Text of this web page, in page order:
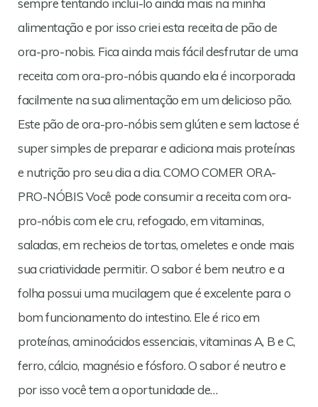
sempre tentando inclui-lo ainda mais na minha
alimentação e por isso criei esta receita de pão de
ora-pro-nobis. Fica ainda mais fácil desfrutar de uma
receita com ora-pro-nóbis quando ela é incorporada
facilmente na sua alimentação em um delicioso pão.
Este pão de ora-pro-nóbis sem glúten e sem lactose é
super simples de preparar e adiciona mais proteínas
e nutrição pro seu dia a dia. COMO COMER ORA-
PRO-NÓBIS Você pode consumir a receita com ora-
pro-nóbis com ele cru, refogado, em vitaminas,
saladas, em recheios de tortas, omeletes e onde mais
sua criatividade permitir. O sabor é bem neutro e a
folha possui uma mucilagem que é excelente para o
bom funcionamento do intestino. Ele é rico em
proteínas, aminoácidos essenciais, vitaminas A, B e C,
ferro, cálcio, magnésio e fósforo. O sabor é neutro e
por isso você tem a oportunidade de…